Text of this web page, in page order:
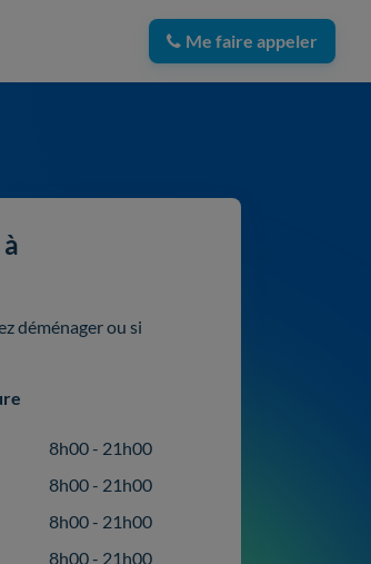
Me faire appeler
déménager ou si
8h00 - 21h00
8h00 - 21h00
8h00 - 21h00
8h00 - 21h00